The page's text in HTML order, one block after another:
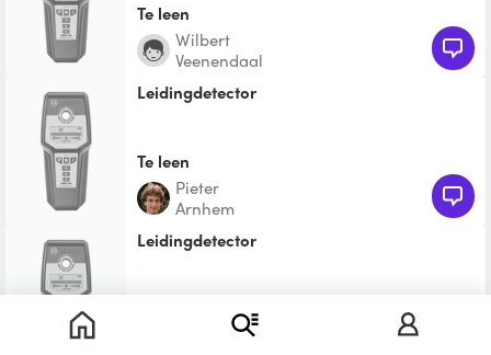
Te leen
Wilbert
Veenendaal
leidingdetector
Te leen
Pieter
Arnhem
Leidingdetector